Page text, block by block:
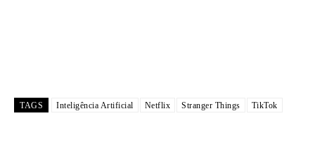
TAGS Inteligência Artificial Netflix Stranger Things TikTok